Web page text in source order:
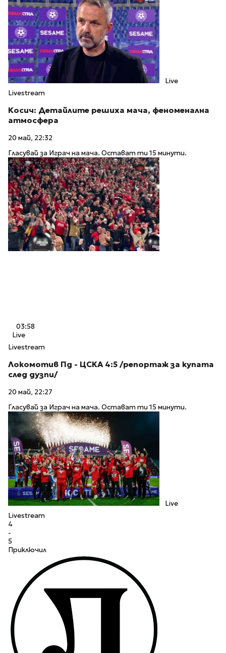
Live
Livestream
Косич: Детайлите решиха мача, феноменална
атмосфера
20 май, 22:32
Гласувай за Играч на мача. Остават ти 15 минути.
03:58
Live
Livestream
Локомотив Пд - ЦСКА 4:5 /репортаж за купата
след дузпи/
20 май, 22:27
Гласувай за Играч на мача. Остават ти 15 минути.
Live
Livestream
4
-
5
Приключил